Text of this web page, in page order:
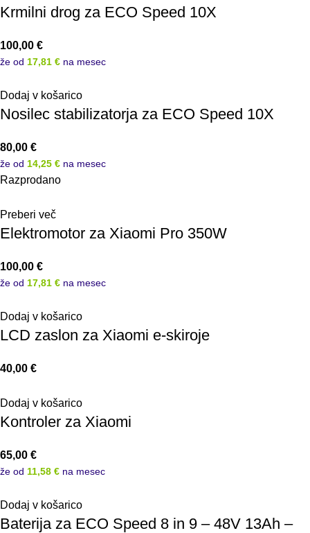
Krmilni drog za ECO Speed 10X
100,00 €
že od 17,81 € na mesec
Dodaj v košarico
Nosilec stabilizatorja za ECO Speed 10X
80,00 €
že od 14,25 € na mesec
Razprodano
Preberi več
Elektromotor za Xiaomi Pro 350W
100,00 €
že od 17,81 € na mesec
Dodaj v košarico
LCD zaslon za Xiaomi e-skiroje
40,00 €
Dodaj v košarico
Kontroler za Xiaomi
65,00 €
že od 11,58 € na mesec
Dodaj v košarico
Baterija za ECO Speed 8 in 9 – 48V 13Ah –